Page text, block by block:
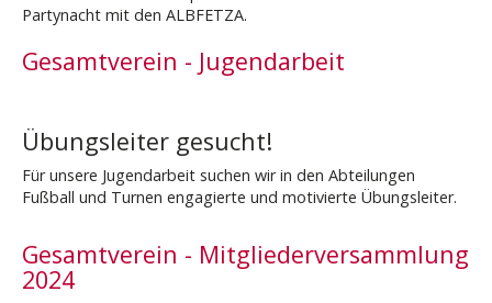
Partynacht mit den ALBFETZA.
Gesamtverein - Jugendarbeit
Übungsleiter gesucht!
Für unsere Jugendarbeit suchen wir in den Abteilungen
Fußball und Turnen engagierte und motivierte Übungsleiter.
Gesamtverein - Mitgliederversammlung
2024